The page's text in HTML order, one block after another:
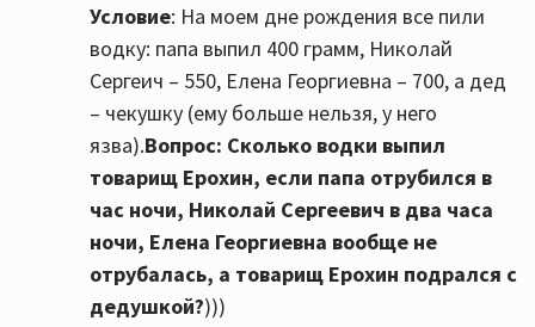
Условие: На моем дне рождения все пили
водку: папа выпил 400 грамм, Николай
Сергеич – 550, Елена Георгиевна – 700, а дед
– чекушку (ему больше нельзя, у него
язва).Вопрос: Сколько водки выпил
товарищ Ерохин, если папа отрубился в
час ночи, Николай Сергеевич в два часа
ночи, Елена Георгиевна вообще не
отрубалась, а товарищ Ерохин подрался с
дедушкой?)))